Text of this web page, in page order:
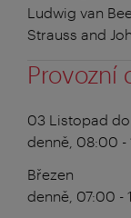
Ludwig van
Strauss and
Provozní
03 Listopad
denně, 08:00 -
Březen
denně, 07:00 -